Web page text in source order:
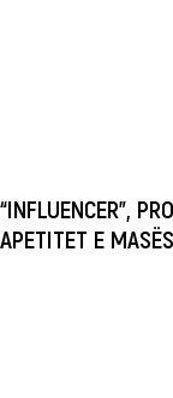
“INFLUENCER”,
APETITET E